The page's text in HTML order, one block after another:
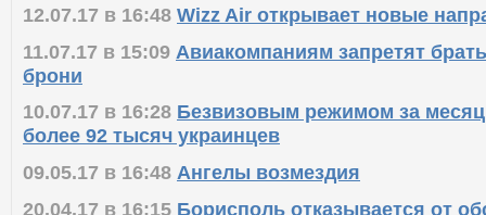
12.07.17 в 16:48 Wizz Air открывает новые
11.07.17 в 15:09 Авиакомпаниям запретят
брони
10.07.17 в 16:28 Безвизовым режимом за
более 92 тысяч украинцев
09.05.17 в 16:48 Ангелы возмездия
20.04.17 в 16:15 Борисполь отказывается от